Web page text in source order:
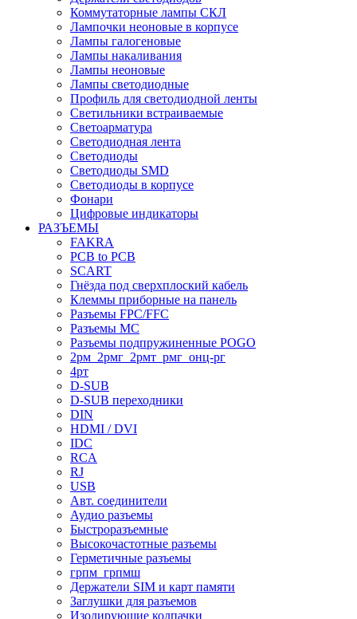
Коммутаторные лампы СКЛ
Лампочки неоновые в корпусе
Лампы галогеновые
Лампы накаливания
Лампы неоновые
Лампы светодиодные
Профиль для светодиодной ленты
Светильники встраиваемые
Светоарматура
Светодиодная лента
Светодиоды
Светодиоды SMD
Светодиоды в корпусе
Фонари
Цифровые индикаторы
РАЗЪЕМЫ
FAKRA
PCB to PCB
SCART
Гнёзда под сверхплоский кабель
Клеммы приборные на панель
Разъемы FPC/FFC
Разъемы MC
Разъемы подпружиненные POGO
2рм_2рмг_2рмт_рмг_онц-рг
4рт
D-SUB
D-SUB переходники
DIN
HDMI / DVI
IDC
RCA
RJ
USB
Авт. соединители
Аудио разъемы
Быстроразъемные
Высокочастотные разъемы
Герметичные разъемы
грпм_грпмш
Держатели SIM и карт памяти
Заглушки для разъемов
Изолирующие колпачки